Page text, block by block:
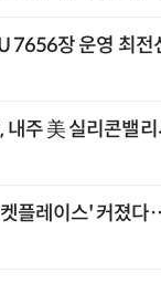
7656장 운영 최
내주 美 실리콘밸
플레이스' 커졌